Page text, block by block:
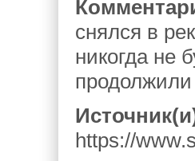
снялся в
никогда не
https://